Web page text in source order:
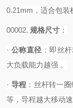
0.21mm，适合包装
00002.规格尺寸 ‌：
· 公称直径 ：即丝
大负载能力越强 。
· 导程 ：丝杆转一
等，导程越大移动